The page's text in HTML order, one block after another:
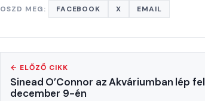
OSZD MEG: FACEBOOK X EMAIL
← ELŐZŐ CIKK
Sinead O’Connor az Akváriumban lép fel
december 9-én